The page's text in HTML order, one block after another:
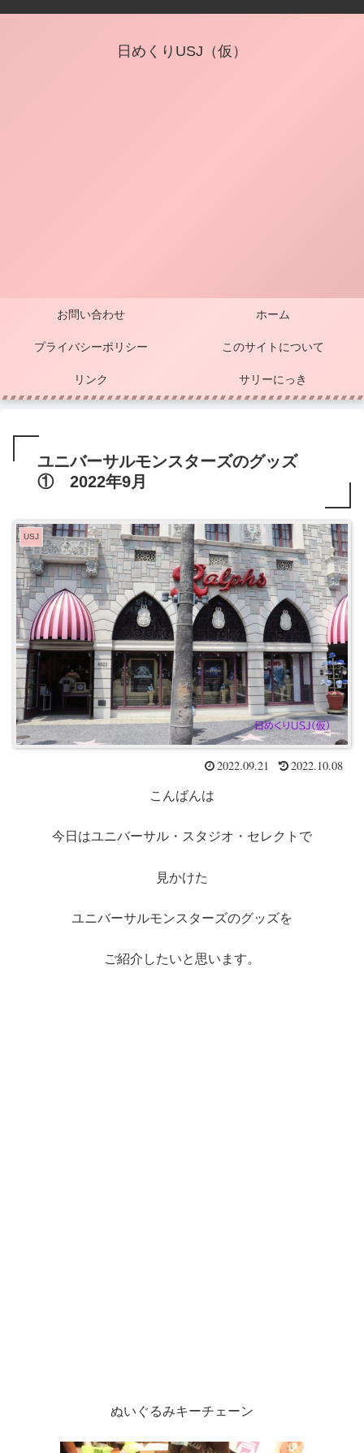
日めくりUSJ（仮）
お問い合わせ ホーム
プライバシーポリシー このサイトについて
リンク サリーにっき
ユニバーサルモンスターズのグッズ
① 2022年9月
USJ
2022.09.21 2022.10.08
こんばんは
今日はユニバーサル・スタジオ・セレクトで
見かけた
ユニバーサルモンスターズのグッズを
ご紹介したいと思います。
ぬいぐるみキーチェーン